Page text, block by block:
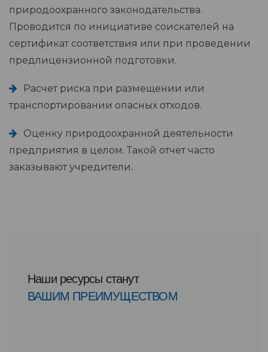
природоохранного законодательства.
Проводится по инициативе соискателей на
сертификат соответствия или при проведении
предлицензионной подготовки.
Расчет риска при размещении или
транспортировании опасных отходов.
Оценку природоохранной деятельности
предприятия в целом. Такой отчет часто
заказывают учредители.
Наши ресурсы станут
ВАШИМ ПРЕИМУЩЕСТВОМ